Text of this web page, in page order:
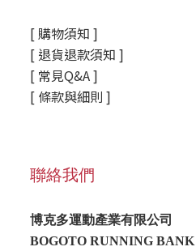
[ 購物須知 ]
[ 退貨退款須知 ]
[ 常見Q&A ]
[ 條款與細則 ]
聯絡我們
博克多運動產業有限公司
BOGOTO RUNNING BANK